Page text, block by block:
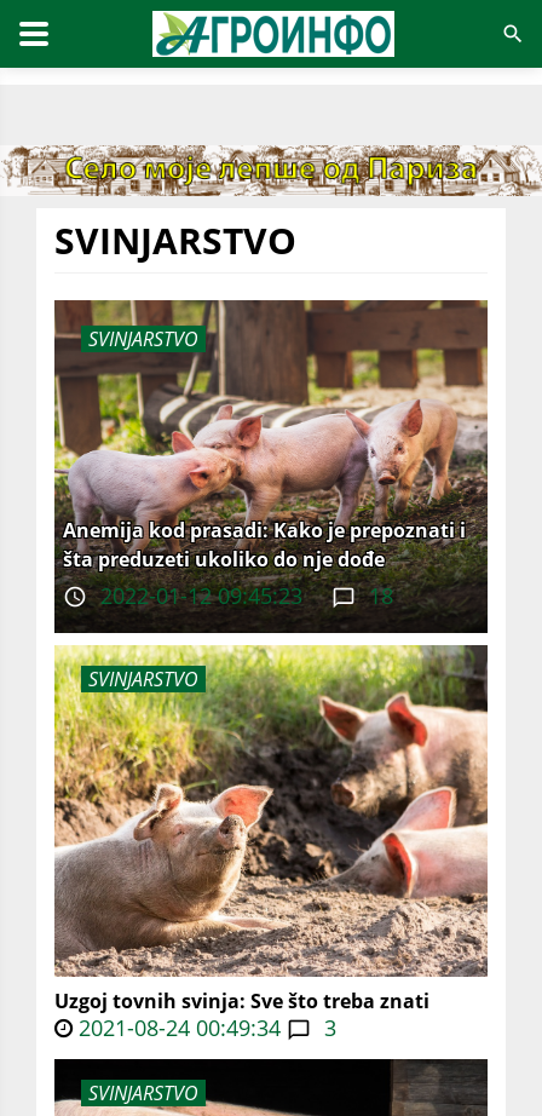
SVINJARSTVO
SVINJARSTVO
Anemija kod prasadi: Kako je prepoznati i
šta preduzeti ukoliko do nje dođe
2022-01-12 09:45:23 18
SVINJARSTVO
Uzgoj tovnih svinja: Sve što treba znati
2021-08-24 00:49:34 3
SVINJARSTVO